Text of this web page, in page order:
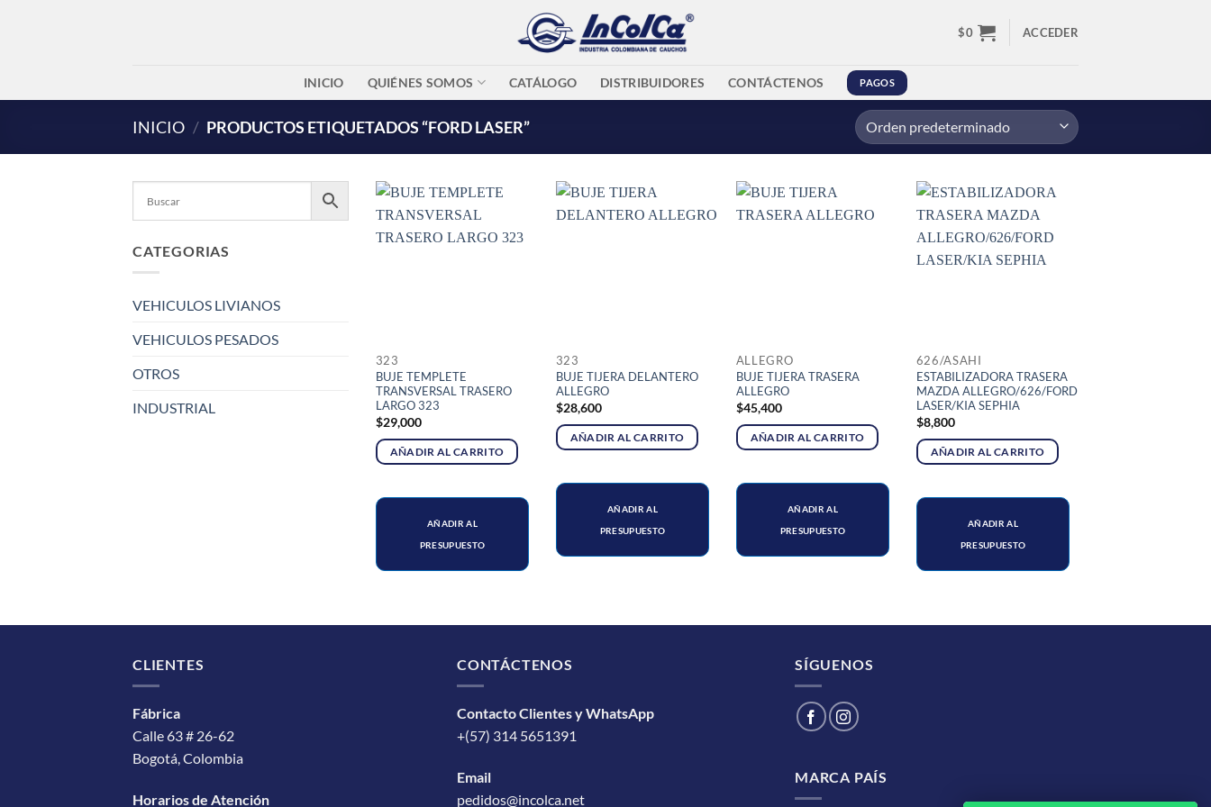
$0 ACCEDER
INICIO QUIÉNES SOMOS CATÁLOGO DISTRIBUIDORES CONTÁCTENOS PAGOS
INICIO / PRODUCTOS ETIQUETADOS “FORD LASER”
CATEGORIAS
VEHICULOS LIVIANOS
VEHICULOS PESADOS
OTROS
INDUSTRIAL
323
BUJE TEMPLETE
TRANSVERSAL TRASERO
LARGO 323
$29,000
AÑADIR AL CARRITO
AÑADIR AL
PRESUPUESTO
323
BUJE TIJERA DELANTERO
ALLEGRO
$28,600
AÑADIR AL CARRITO
AÑADIR AL
PRESUPUESTO
ALLEGRO
BUJE TIJERA TRASERA
ALLEGRO
$45,400
AÑADIR AL CARRITO
AÑADIR AL
PRESUPUESTO
626/ASAHI
ESTABILIZADORA TRASERA
MAZDA ALLEGRO/626/FORD
LASER/KIA SEPHIA
$8,800
AÑADIR AL CARRITO
AÑADIR AL
PRESUPUESTO
CLIENTES
Fábrica
Calle 63 # 26-62
Bogotá, Colombia
Horarios de Atención
CONTÁCTENOS
Contacto Clientes y WhatsApp
+(57) 314 5651391
Email
pedidos@incolca.net
SÍGUENOS
MARCA PAÍS